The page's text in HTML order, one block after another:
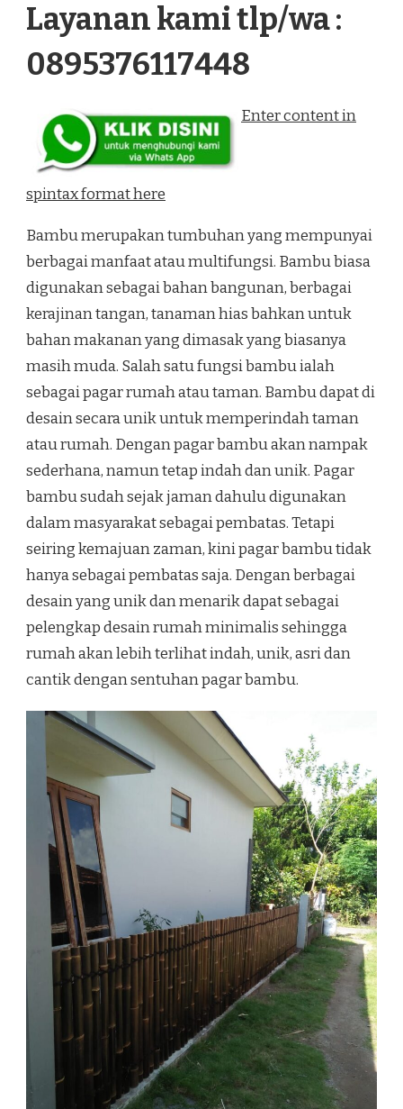
Layanan kami tlp/wa :
0895376117448
Enter content in
spintax format here
Bambu merupakan tumbuhan yang mempunyai
berbagai manfaat atau multifungsi. Bambu biasa
digunakan sebagai bahan bangunan, berbagai
kerajinan tangan, tanaman hias bahkan untuk
bahan makanan yang dimasak yang biasanya
masih muda. Salah satu fungsi bambu ialah
sebagai pagar rumah atau taman. Bambu dapat di
desain secara unik untuk memperindah taman
atau rumah. Dengan pagar bambu akan nampak
sederhana, namun tetap indah dan unik. Pagar
bambu sudah sejak jaman dahulu digunakan
dalam masyarakat sebagai pembatas. Tetapi
seiring kemajuan zaman, kini pagar bambu tidak
hanya sebagai pembatas saja. Dengan berbagai
desain yang unik dan menarik dapat sebagai
pelengkap desain rumah minimalis sehingga
rumah akan lebih terlihat indah, unik, asri dan
cantik dengan sentuhan pagar bambu.